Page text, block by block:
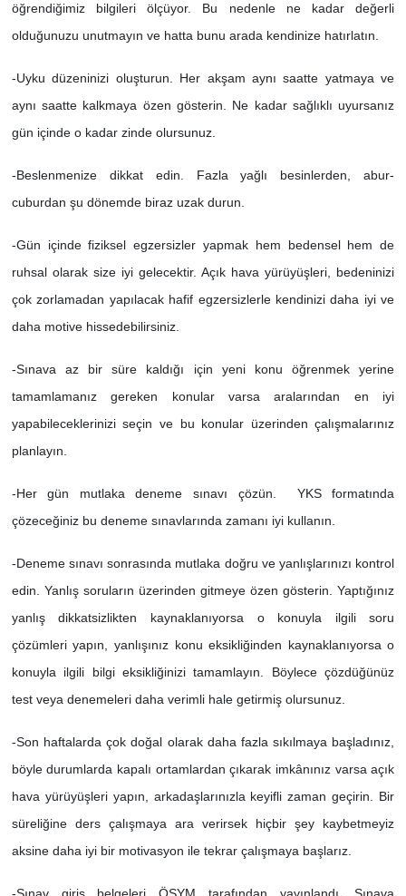
öğrendiğimiz bilgileri ölçüyor. Bu nedenle ne kadar değerli
olduğunuzu unutmayın ve hatta bunu arada kendinize hatırlatın.
-Uyku düzeninizi oluşturun. Her akşam aynı saatte yatmaya ve
aynı saatte kalkmaya özen gösterin. Ne kadar sağlıklı uyursanız
gün içinde o kadar zinde olursunuz.
-Beslenmenize dikkat edin. Fazla yağlı besinlerden, abur-
cuburdan şu dönemde biraz uzak durun.
-Gün içinde fiziksel egzersizler yapmak hem bedensel hem de
ruhsal olarak size iyi gelecektir. Açık hava yürüyüşleri, bedeninizi
çok zorlamadan yapılacak hafif egzersizlerle kendinizi daha iyi ve
daha motive hissedebilirsiniz.
-Sınava az bir süre kaldığı için yeni konu öğrenmek yerine
tamamlamanız gereken konular varsa aralarından en iyi
yapabileceklerinizi seçin ve bu konular üzerinden çalışmalarınız
planlayın.
-Her gün mutlaka deneme sınavı çözün. YKS formatında
çözeceğiniz bu deneme sınavlarında zamanı iyi kullanın.
-Deneme sınavı sonrasında mutlaka doğru ve yanlışlarınızı kontrol
edin. Yanlış soruların üzerinden gitmeye özen gösterin. Yaptığınız
yanlış dikkatsizlikten kaynaklanıyorsa o konuyla ilgili soru
çözümleri yapın, yanlışınız konu eksikliğinden kaynaklanıyorsa o
konuyla ilgili bilgi eksikliğinizi tamamlayın. Böylece çözdüğünüz
test veya denemeleri daha verimli hale getirmiş olursunuz.
-Son haftalarda çok doğal olarak daha fazla sıkılmaya başladınız,
böyle durumlarda kapalı ortamlardan çıkarak imkânınız varsa açık
hava yürüyüşleri yapın, arkadaşlarınızla keyifli zaman geçirin. Bir
süreliğine ders çalışmaya ara verirsek hiçbir şey kaybetmeyiz
aksine daha iyi bir motivasyon ile tekrar çalışmaya başlarız.